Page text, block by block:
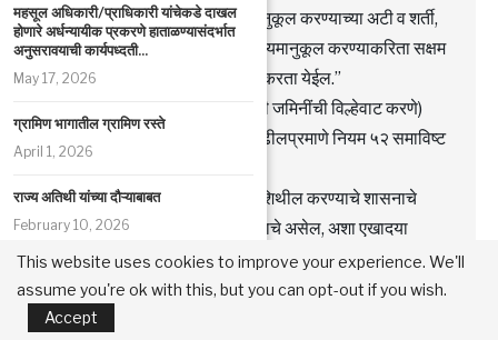
पात्रतेचे निकष, अतिक्रमण नियमानुकूल करण्याच्या अटी व शर्ती,
आणि अशा स्वरुपाची अतिक्रमणे नियमानुकूल करण्याकरिता सक्षम
प्राधिकारी इत्यादी विषयीची तरतुद करता येईल.”
३. महाराष्ट्र जमीन महसूल (सरकारी जमिनींची विल्हेवाट करणे)
नियम, १९७१ च्या नियम ५१ नंतर पुढीलप्रमाणे नियम ५२ समाविष्ट
“५२. कोणत्याही नियमाच्या तरतुदी शिथील करण्याचे शासनाचे
अधिकार. शासनाचे मते विशेष स्वरुपाचे असेल, अशा एखादया
प्रकरणाबाबत लेखी कारणे नमूद करुन यापैकी कोणताही नियम
शासनास शिथील करता येईल.”
अधिक व सविस्तर माहितीसाठी वरील शासननिर्णयाच्या PDF वर
महसूल अधिकारी/प्राधिकारी यांचेकडे दाखल
होणारे अर्धन्यायीक प्रकरणे हाताळण्यासंदर्भात
अनुसरावयाची कार्यपध्दती...
May 17, 2026
ग्रामिण भागातील ग्रामिण रस्‍ते
April 1, 2026
राज्य अतिथी यांच्या दौऱ्याबाबत
February 10, 2026
शासकीय जमिन: गॅस कंपनीच्या पाईपलाईन
परवानगी
February 10, 2026
This website uses cookies to improve your experience. We'll
assume you're ok with this, but you can opt-out if you wish.
Accept